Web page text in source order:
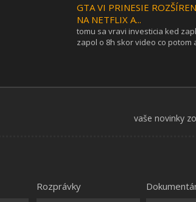
GTA VI PRINESIE
NA NETFLIX A...
tomu sa vravi investicia ked
zapol o 8h skor video co potom
vaše novinky
Rozprávky